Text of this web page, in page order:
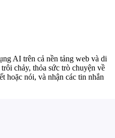
AI trên cả nền tảng web và di
chảy, thỏa sức trò chuyện về
hoặc nói, và nhận các tin nhắn